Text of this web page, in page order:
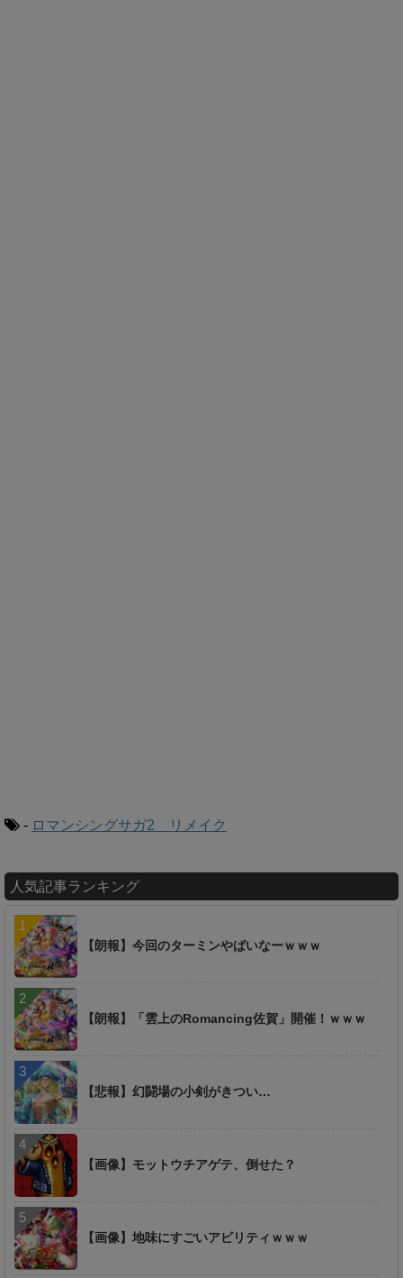
- ロマンシングサガ2 リメイク
人気記事ランキング
【朗報】今回のターミンやばいなーｗｗｗ
【朗報】「雲上のRomancing佐賀」開催！ｗｗｗ
【悲報】幻闘場の小剣がきつい…
【画像】モットウチアゲテ、倒せた？
【画像】地味にすごいアビリティｗｗｗ